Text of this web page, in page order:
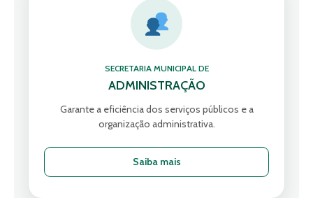
SECRETARIA MUNICIPAL DE
ADMINISTRAÇÃO
Garante a eficiência dos serviços públicos e a
organização administrativa.
Saiba mais